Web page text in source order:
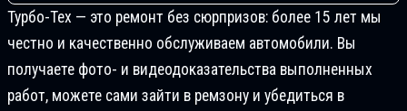
Турбо-Тех — это ремонт без сюрпризов: более 15 лет мы
честно и качественно обслуживаем автомобили. Вы
получаете фото- и видеодоказательства выполненных
работ, можете сами зайти в ремзону и убедиться в